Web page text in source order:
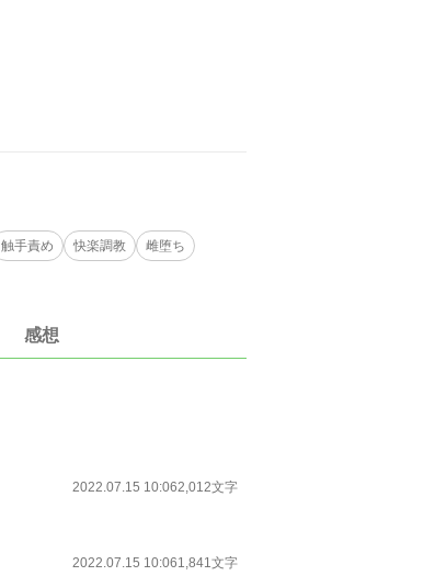
触手責め 快楽調教 雌堕ち
感想
2022.07.15 10:062,012文字
2022.07.15 10:061,841文字